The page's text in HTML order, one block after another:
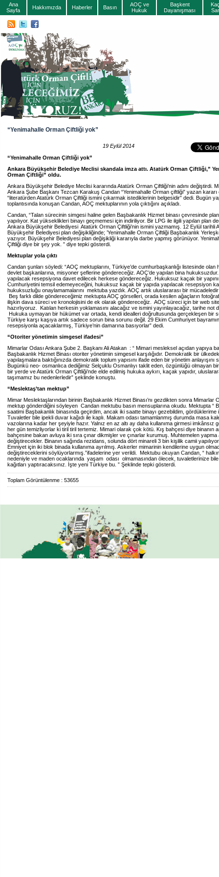
Ana
Sayfa
Hakkımızda Haberler Basın
AOÇ ve
Hukuk
Başkent
Dayanışması
“Yenimahalle Orman Çiftliği yok”
19 Eylül 2014
“Yenimahalle Orman Çiftliği yok”
Ankara Büyükşehir Belediye Meclisi skandala imza attı. Atatürk Orman Çiftliği,”
Orman Çiftliği” oldu.
Ankara Büyükşehir Belediye Meclisi kararında Atatürk Orman Çiftliği’nin adını değiştirdi.
Ankara Şube Başkanı Tezcan Karakuş Candan “Yenimahalle Orman çiftliği” yazan kararı
“literatürden Atatürk Orman Çiftliği ismini çıkarmak istediklerinin belgesidir” dedi. Bugün
toplantısında konuşan Candan, AOÇ mektuplarının yola çıktığını açıkladı.
Candan, “Talan sürecinin simgesi haline gelen Başbakanlık Hizmet binası çevresinde
yapılıyor. Kat yükseklikleri binayı geçmemesi için indiriliyor. Bir LPG ile ilgili yapılan plan
Ankara Büyükşehir Belediyesi Atatürk Orman Çiftliği’nin ismini yazmamış. 12 Eylül tarihli
Büyükşehir Belediyesi plan değişikliğinde; ’Yenimahalle Orman Çiftliği Başbakanlık
yazıyor. Büyükşehir Belediyesi plan değişikliği kararıyla darbe yapmış görünüyor.
Çiftliği diye bir şey yok. ” diye tepki gösterdi.
Mektuplar yola çıktı
Candan şunları söyledi: “AOÇ mektuplarını, Türkiye’de cumhurbaşkanlığı listesinde olan
devlet başkanlarına, misyoner şeflerine göndereceğiz. AOÇ’de yapılan bina hukuksuzdur.
yapılacak resepsiyona davet edilecek herkese göndereceğiz. Hukuksuz kaçak bir
Cumhuriyetini temsil edemeyeceğini, hukuksuz kaçak bir yapıda yapılacak resepsiyon
hukuksuzluğu onaylamamalarını mektuba yazdık. AOÇ artık uluslararası bir
Beş farklı dilde göndereceğimiz mektupta AOÇ görselleri, orada kesilen ağaçların
ilişkin dava süreci ve kronolojisini de ek olarak göndereceğiz. AOÇ süreci için bir web
hazırlıyoruz. Katılan herkesin yoklamasını alacağız ve ismini yayınlayacağız, tarihe not
Hukuka uymayan bir hükümet var ortada, kendi idealleri doğrultusunda gerçekleşen bir
Türkiye karşı kaşıya artık sadece sorun bina sorunu değil. 29 Ekim Cumhuriyet
resepsiyonla açacaklarmış, Türkiye’nin damarına basıyorlar” dedi.
“Otoriter yönetimin simgesel ifadesi”
Mimarlar Odası Ankara Şube 2. Başkanı Ali Atakan : “ Mimari mesleksel açıdan yapıya
Başbakanlık Hizmet Binası otoriter yönetimin simgesel karşılığıdır. Demokratik bir
yapılaşmalara baktığınızda demokratik toplum yapısını ifade eden bir yönetim anlayışını
Bugünkü neo- osmanlıca dediğimiz Selçuklu Osmanlıyı taklit eden, özgünlüğü olmayan
bir yerde ve Atatürk Orman Çiftliği’nde elde edilmiş hukuka aykırı, kaçak yapıdır,
taşımamız bu nedenlerledir” şeklinde konuştu.
“Meslektaş’tan mektup”
Mimar Meslektaşlarından birinin Başbakanlık Hizmet Binası’nı gezdikten sonra Mimarlar
mektup gönderdiğini söyleyen Candan mektubu basın mensuplarına okudu. Mektupta “
saatimi Başbakanlık binasında geçirdim, ancak iki saatte binayı gezebildim, gördüklerime
Tuvaletler bile ipekli duvar kağıdı ile kaplı. Makam odası tamamlanmış durumda masa
vazolarına kadar her şeyiyle hazır. Yalnız en az altı ay daha kullanıma girmesi imkânsız
her gün temizliyorlar ki tiril tiril tertemiz. Mimari olarak çok kötü. Kış bahçesi diye binanın
bahçesine bakan avluya iki sıra çınar dikmişler ve çınarlar kurumuş. Muhtemelen yapma
değiştirecekler. Binanın sağında rezidans, solunda dört minareli 3 bin kişilik camii
Emniyet için iki blok binada kullanıma ayrılmış. Askerler mimarinin kendilerine uygun
değiştireceklerini söylüyorlarmış.”ifadelerine yer verildi. Mektubu okuyan Candan, “
nedeniyle ve maden ocaklarında yaşam odası olmamasından ölecek, tuvaletlerinize
kağıtları yaptıracaksınız. İşte yeni Türkiye bu. ” Şeklinde tepki gösterdi.
Toplam Görüntülenme : 53655